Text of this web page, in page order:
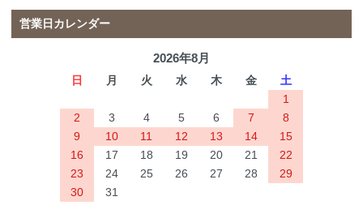
営業日カレンダー
2026年8月
日 月 火 水 木 金
土
1
2
3 4 5 6 7
8
9
10 11 12 13 14
15
16
17 18 19 20 21
22
23
24 25 26 27 28
29
30
31